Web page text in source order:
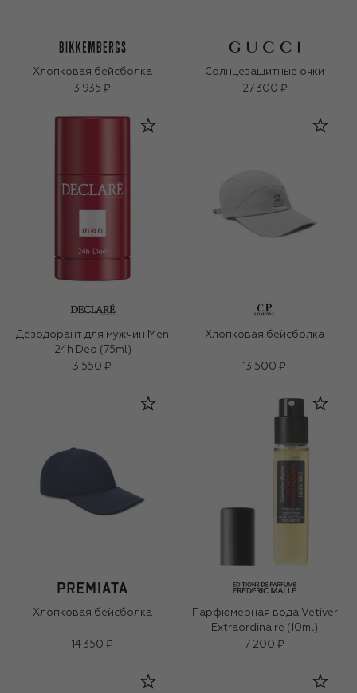
Хлопковая бейсболка
3 935 ₽
Солнцезащитные очки
27 300 ₽
Дезодорант для мужчин Men
24h Deo (75ml)
3 550 ₽
Хлопковая бейсболка
13 500 ₽
Хлопковая бейсболка
14 350 ₽
Парфюмерная вода Vetiver
Extraordinaire (10ml)
7 200 ₽